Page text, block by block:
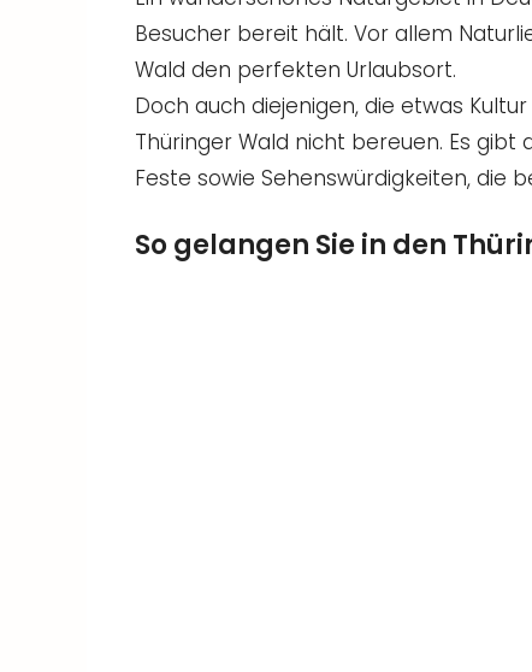
Besucher bereit hält. Vor allem
Wald den perfekten Urlaubsort.
Doch auch diejenigen, die etwas
Thüringer Wald nicht bereuen. Es
Feste sowie Sehenswürdigkeiten, die
So gelangen Sie in den